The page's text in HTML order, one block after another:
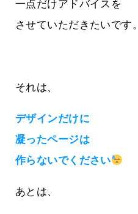
一点だけアドバイスを
させていただきたいです。
それは、
デザインだけに
凝ったページは
作らないでください
あとは、